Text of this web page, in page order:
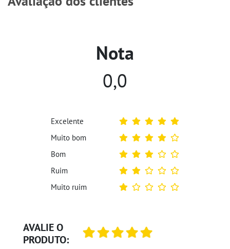
AVALIE O
PRODUTO:
Nota
0,0
Excelente
Muito bom
Bom
Ruim
Muito ruim